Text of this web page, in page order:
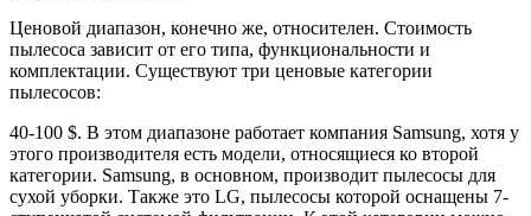
Ценовой диапазон, конечно же, относителен. Стоимость
пылесоса зависит от его типа, функциональности и
комплектации. Существуют три ценовые категории
пылесосов:
40-100 $. В этом диапазоне работает компания Samsung, хотя у
этого производителя есть модели, относящиеся ко второй
категории. Samsung, в основном, производит пылесосы для
сухой уборки. Также это LG, пылесосы которой оснащены 7-